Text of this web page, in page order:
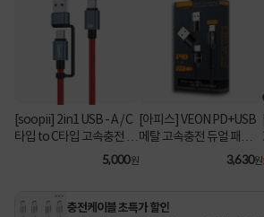
[soopii] 2in1 USB - A / C
타입 to C타입 고속충전 케
이블 PD 100W S52C [1.2
5,000원
[아피스] VEON PD+USB
메탈 고속충전 듀얼 패브릭
8핀 케이블
3,630원
충전케이블 초특가 할인